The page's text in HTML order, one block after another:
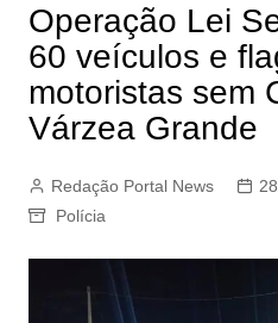
Operação Lei
60 veículos e
motoristas sem
Várzea Grande
Redação Portal News
Polícia